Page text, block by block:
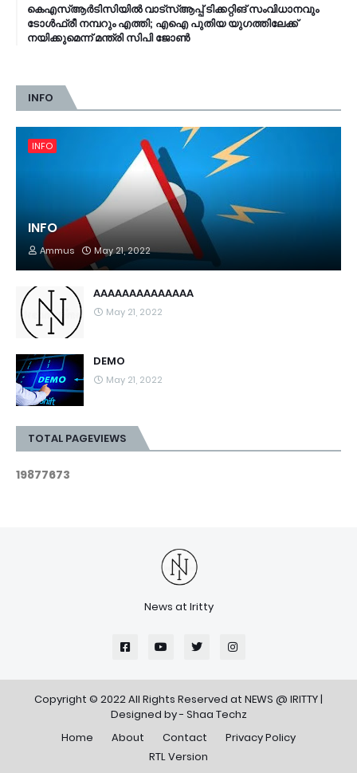
കെഎസ്ആര്‍ടിസിയിൽ വാട്‌സ്ആപ്പ് ടിക്കറ്റിങ് സംവിധാനവും
ടോൾഫ്രീ നമ്പറും എത്തി; എഐ പുതിയ യുഗത്തിലേക്ക്
നയിക്കുമെന്ന് മന്ത്രി സിപി ജോൺ
INFO
INFO
INFO
Ammus May 21, 2022
AAAAAAAAAAAAAA
May 21, 2022
DEMO
May 21, 2022
TOTAL PAGEVIEWS
19877673
News at Iritty
Copyright © 2022 All Rights Reserved at NEWS @ IRITTY|
Designed by - Shaa Techz
Home
About Contact
Privacy Policy
RTL Version